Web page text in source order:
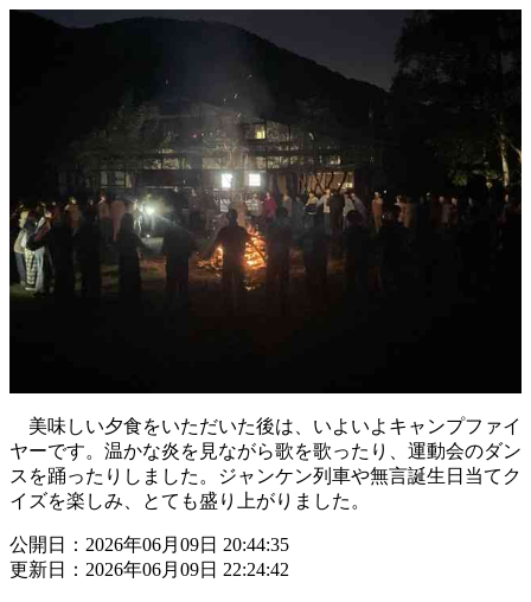
美味しい夕食をいただいた後は、いよいよキャンプファイ
ヤーです。温かな炎を見ながら歌を歌ったり、運動会のダン
スを踊ったりしました。ジャンケン列車や無言誕生日当てク
イズを楽しみ、とても盛り上がりました。
公開日：2026年06月09日 20:44:35
更新日：2026年06月09日 22:24:42